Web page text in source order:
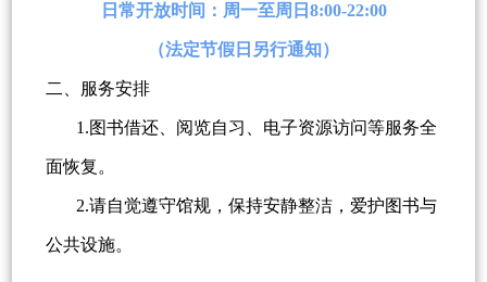
日常开放时间：周一至周日8:00-22:00
（法定节假日另行通知）
二、服务安排
1.图书借还、阅览自习、电子资源访问等服务全
面恢复。
2.请自觉遵守馆规，保持安静整洁，爱护图书与
公共设施。